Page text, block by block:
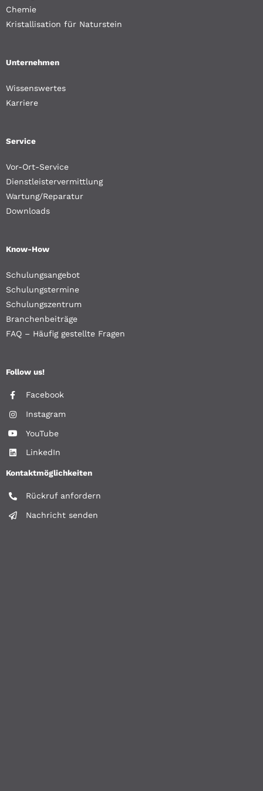
Chemie
Kristallisation für Naturstein
Unternehmen
Wissenswertes
Karriere
Service
Vor-Ort-Service
Dienstleistervermittlung
Wartung/Reparatur
Downloads
Know-How
Schulungsangebot
Schulungstermine
Schulungszentrum
Branchenbeiträge
FAQ – Häufig gestellte Fragen
Follow us!
Facebook
Instagram
YouTube
LinkedIn
Kontaktmöglichkeiten
Rückruf anfordern
Nachricht senden